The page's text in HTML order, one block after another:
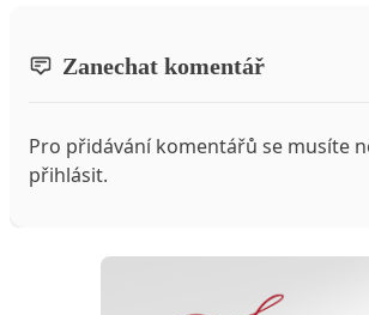
Zanechat komentář
Pro přidávání komentářů se musíte
přihlásit.